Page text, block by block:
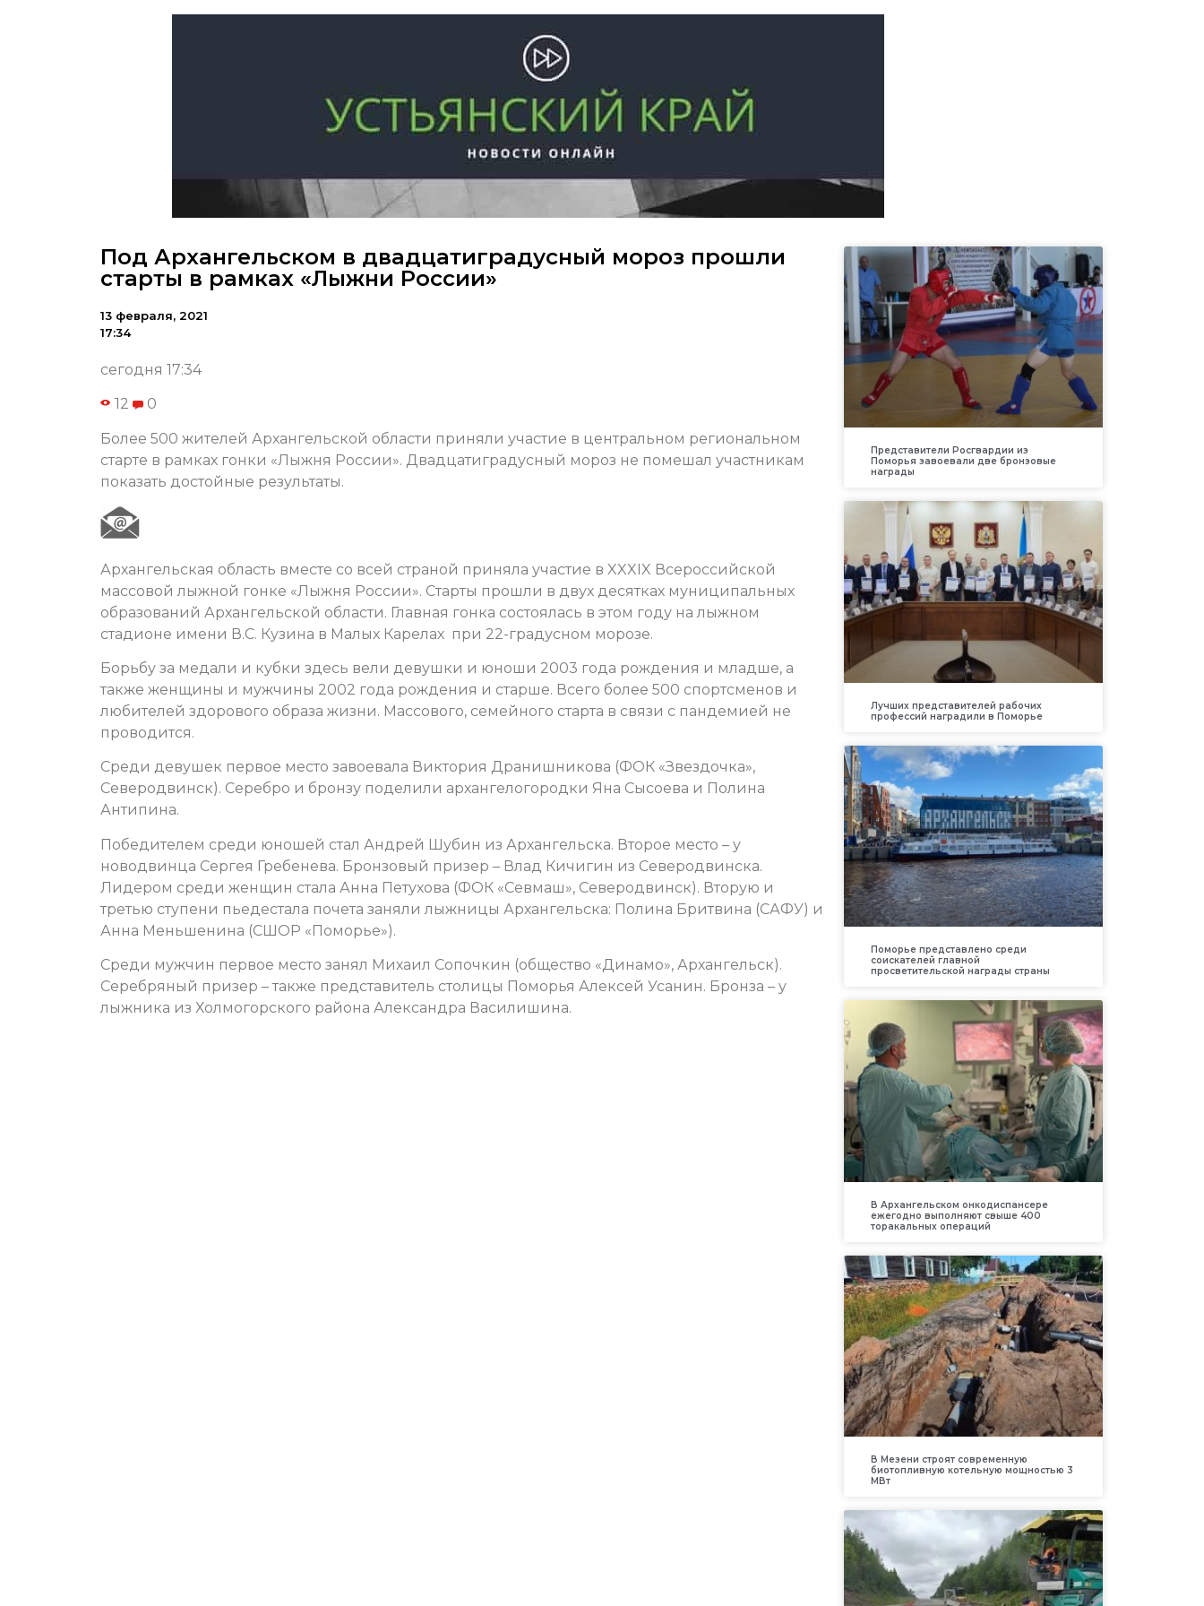
Под Архангельском в двадцатиградусный мороз прошли
старты в рамках «Лыжни России»
13 февраля, 2021
17:34
сегодня 17:34
12 0
Более 500 жителей Архангельской области приняли участие в центральном региональном
старте в рамках гонки «Лыжня России». Двадцатиградусный мороз не помешал участникам
показать достойные результаты.
Архангельская область вместе со всей страной приняла участие в XXXIX Всероссийской
массовой лыжной гонке «Лыжня России». Старты прошли в двух десятках муниципальных
образований Архангельской области. Главная гонка состоялась в этом году на лыжном
стадионе имени В.С. Кузина в Малых Карелах при 22-градусном морозе.
Борьбу за медали и кубки здесь вели девушки и юноши 2003 года рождения и младше, а
также женщины и мужчины 2002 года рождения и старше. Всего более 500 спортсменов и
любителей здорового образа жизни. Массового, семейного старта в связи с пандемией не
проводится.
Среди девушек первое место завоевала Виктория Дранишникова (ФОК «Звездочка»,
Северодвинск). Серебро и бронзу поделили архангелогородки Яна Сысоева и Полина
Антипина.
Победителем среди юношей стал Андрей Шубин из Архангельска. Второе место – у
новодвинца Сергея Гребенева. Бронзовый призер – Влад Кичигин из Северодвинска.
Лидером среди женщин стала Анна Петухова (ФОК «Севмаш», Северодвинск). Вторую и
третью ступени пьедестала почета заняли лыжницы Архангельска: Полина Бритвина (САФУ) и
Анна Меньшенина (СШОР «Поморье»).
Среди мужчин первое место занял Михаил Сопочкин (общество «Динамо», Архангельск).
Серебряный призер – также представитель столицы Поморья Алексей Усанин. Бронза – у
лыжника из Холмогорского района Александра Василишина.
Представители Росгвардии из
Поморья завоевали две бронзовые
награды
Лучших представителей рабочих
профессий наградили в Поморье
Поморье представлено среди
соискателей главной
просветительской награды страны
В Архангельском онкодиспансере
ежегодно выполняют свыше 400
торакальных операций
В Мезени строят современную
биотопливную котельную мощностью 3
МВт